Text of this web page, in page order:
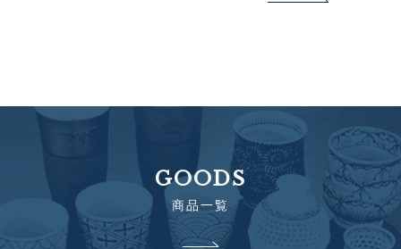
GOODS
商品一覧